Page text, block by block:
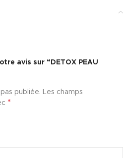
avis sur “DETOX PEAU
publiée. Les champs
*